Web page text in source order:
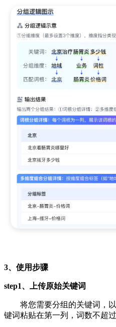
3、使用步骤
step1、上传原始关键词
将您需要分组的关键词，
键词粘贴在第一列，词数不超过